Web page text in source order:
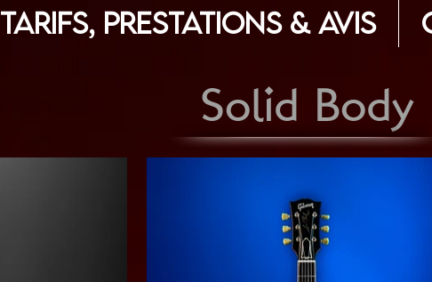
Tarifs, Prestations & Avis
Solid Body